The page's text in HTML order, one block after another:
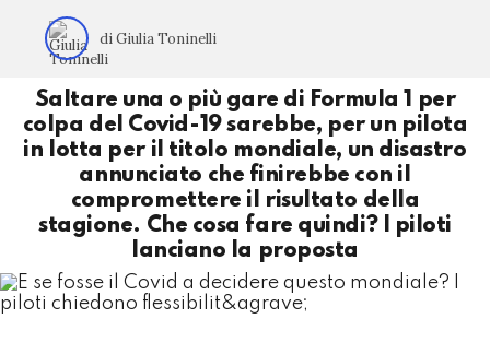
di Giulia Toninelli
Saltare una o più gare di Formula 1 per
colpa del Covid-19 sarebbe, per un pilota
in lotta per il titolo mondiale, un disastro
annunciato che finirebbe con il
compromettere il risultato della
stagione. Che cosa fare quindi? I piloti
lanciano la proposta